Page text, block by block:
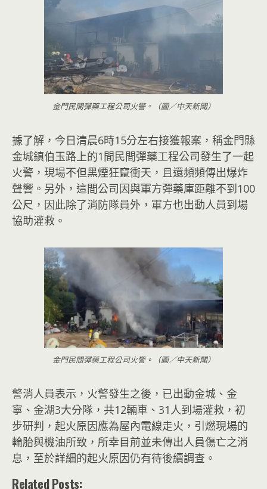
金門民間彈藥工程公司火警。（圖／中天新聞）
據了解，今日清晨6時15分左右接獲報案，稱金門縣
金城鎮伯玉路上的1間民間彈藥工程公司發生了一起
火警，現場不但黑煙狂竄衝天，且還頻頻傳出爆炸
聲響。另外，這間公司因與軍方彈藥庫距離不到100
公尺，因此除了消防隊員外，軍方也出動人員到場
協助灌救。
金門民間彈藥工程公司火警。（圖／中天新聞）
警消人員表示，火警發生之後，已出動金城、金
寧、金湖3大分隊，共12輛車、31人到場灌救，初
步研判，起火原因應為屋內電線走火，引燃現場的
輪胎與機油所致，所幸目前並未傳出人員傷亡之消
息，至於詳細的起火原因仍有待後續調查。
Related Posts: